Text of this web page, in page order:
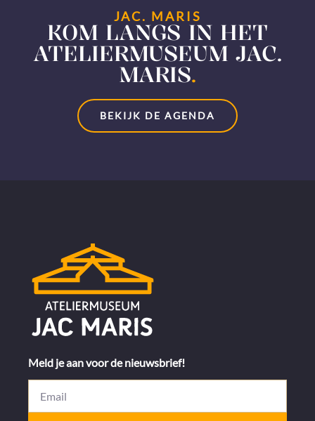
JAC. MARIS
KOM LANGS IN HET
ATELIERMUSEUM JAC.
MARIS.
BEKIJK DE AGENDA
Meld je aan voor de nieuwsbrief!